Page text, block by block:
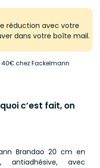
réduction avec votre
dans votre boîte mail.
chez Fackelmann
c’est fait, on
Brandao 20 cm en
antiadhésive, avec